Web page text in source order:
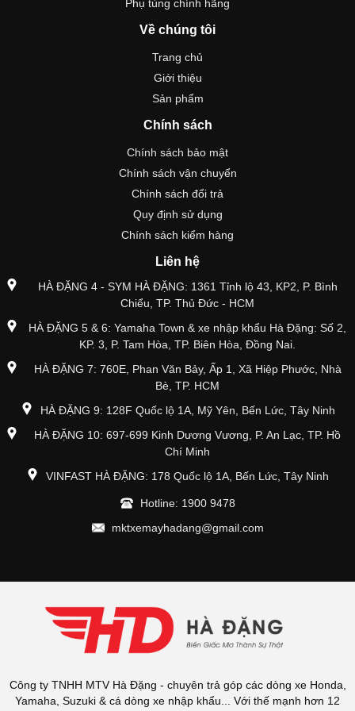
Phụ tùng chính hãng
Về chúng tôi
Trang chủ
Giới thiệu
Sản phẩm
Chính sách
Chính sách bảo mật
Chính sách vận chuyển
Chính sách đổi trả
Quy định sử dụng
Chính sách kiểm hàng
Liên hệ
HÀ ĐẶNG 4 - SYM HÀ ĐẶNG: 1361 Tỉnh lộ 43, KP2, P. Bình
Chiểu, TP. Thủ Đức - HCM
HÀ ĐẶNG 5 & 6: Yamaha Town & xe nhập khẩu Hà Đặng: Số 2,
KP. 3, P. Tam Hòa, TP. Biên Hòa, Đồng Nai.
HÀ ĐẶNG 7: 760E, Phan Văn Bảy, Ấp 1, Xã Hiệp Phước, Nhà
Bè, TP. HCM
HÀ ĐẶNG 9: 128F Quốc lộ 1A, Mỹ Yên, Bến Lức, Tây Ninh
HÀ ĐẶNG 10: 697-699 Kinh Dương Vương, P. An Lạc, TP. Hồ
Chí Minh
VINFAST HÀ ĐẶNG: 178 Quốc lộ 1A, Bến Lức, Tây Ninh
Hotline: 1900 9478
mktxemayhadang@gmail.com
Công ty TNHH MTV Hà Đặng - chuyên trả góp các dòng xe Honda,
Yamaha, Suzuki & cá dòng xe nhập khẩu... Với thế mạnh hơn 12